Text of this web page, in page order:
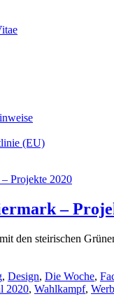
(EU)
–
den steirischen
, Design, Die Woche,
2020, Wahlkampf,